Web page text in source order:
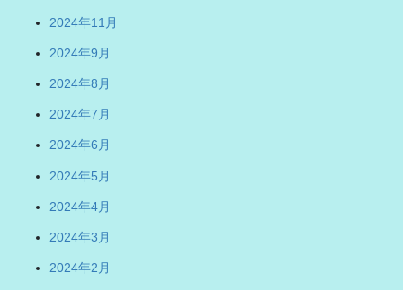
2024年11月
2024年9月
2024年8月
2024年7月
2024年6月
2024年5月
2024年4月
2024年3月
2024年2月